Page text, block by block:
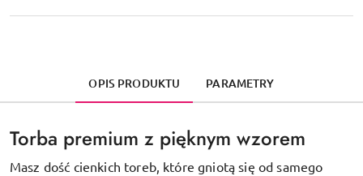
OPIS PRODUKTU PARAMETRY
Torba premium z pięknym wzorem
Masz dość cienkich toreb, które gniotą się od samego